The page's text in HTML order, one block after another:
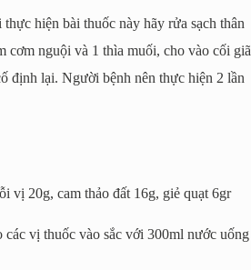
hiện bài thuốc này hãy rửa sạch thân
cơm nguội và 1 thìa muối, cho vào cối giã
định lại. Người bệnh nên thực hiện 2 lần
vị 20g, cam thảo đất 16g, giẻ quạt 6gr
vị thuốc vào sắc với 300ml nước uống